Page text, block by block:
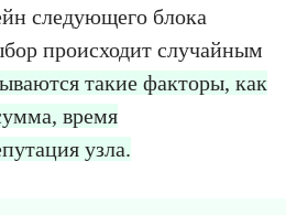
следующего блока
происходит случайным
такие факторы, как
время
узла.